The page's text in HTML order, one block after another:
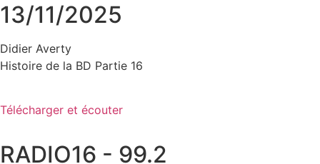
13/11/2025
Didier Averty
Histoire de la BD Partie 16
Télécharger et écouter
RADIO16 - 99.2